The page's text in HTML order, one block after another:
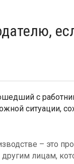
с
ситуации,
– это
лицам,